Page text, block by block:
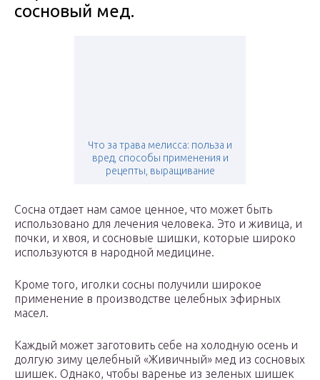
сосновый мед.
Что за трава мелисса: польза и
вред, способы применения и
рецепты, выращивание
Сосна отдает нам самое ценное, что может быть
использовано для лечения человека. Это и живица, и
почки, и хвоя, и сосновые шишки, которые широко
используются в народной медицине.
Кроме того, иголки сосны получили широкое
применение в производстве целебных эфирных
масел.
Каждый может заготовить себе на холодную осень и
долгую зиму целебный «Живичный» мед из сосновых
шишек. Однако, чтобы варенье из зеленых шишек